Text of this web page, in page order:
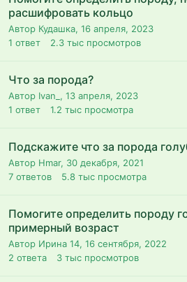
расшифровать кольцо
Автор Кудашка, 16 апреля, 2023
1 ответ 2.3 тыс просмотров
Что за порода?
Автор Ivan_, 13 апреля, 2023
1 ответ 1.2 тыс просмотра
Подскажите что за порода
Автор Hmar, 30 декабря, 2021
7 ответов 5.8 тыс просмотра
Помогите определить породу
примерный возраст
Автор Ирина 14, 16 сентября, 2022
2 ответа 3 тыс просмотров